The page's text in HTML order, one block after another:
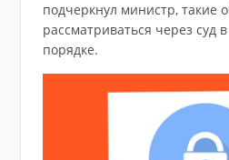
подчеркнул министр, такие
рассматриваться через суд
порядке.